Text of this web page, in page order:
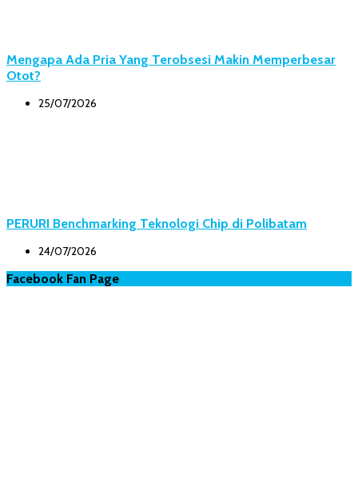
Mengapa Ada Pria Yang Terobsesi Makin Memperbesar
Otot?
25/07/2026
PERURI Benchmarking Teknologi Chip di Polibatam
24/07/2026
Facebook Fan Page